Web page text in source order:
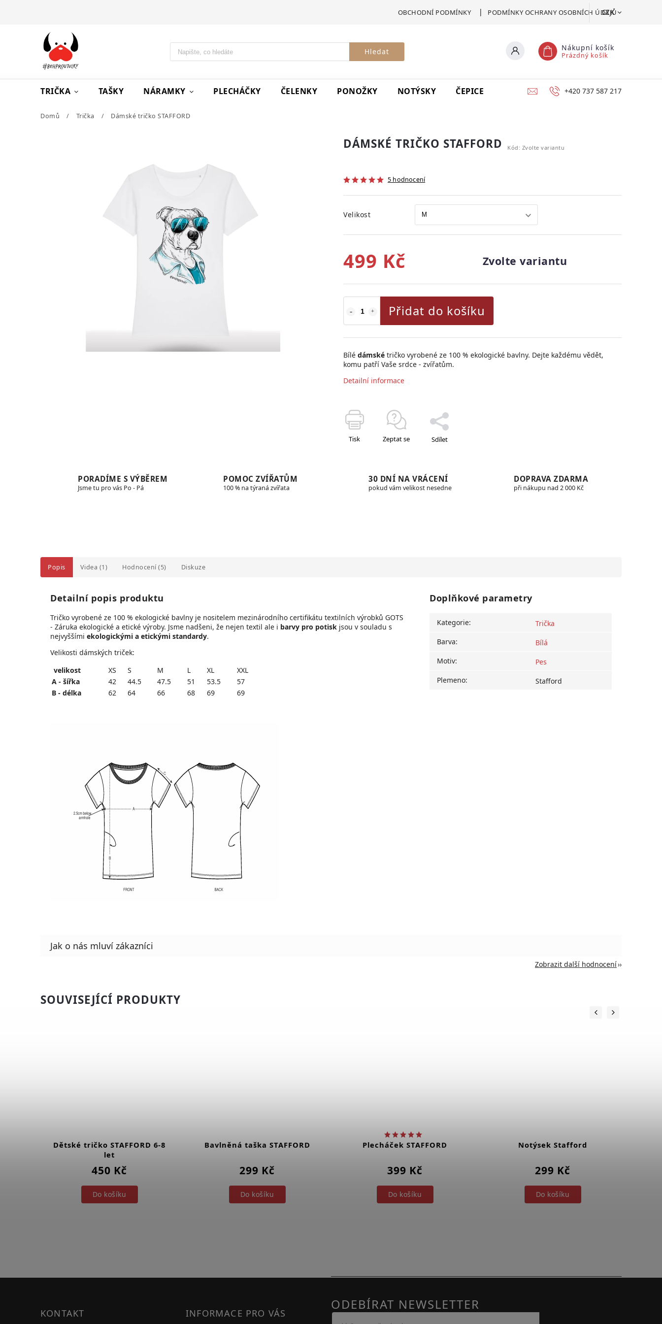
OBCHODNÍ PODMÍNKY PODMÍNKY OCHRANY OSOBNÍCH ÚDAJŮ
CZK
Hledat Nákupní košík
Prázdný košík
TRIČKA TAŠKY NÁRAMKY PLECHÁČKY ČELENKY PONOŽKY NOTÝSKY ČEPICE VSTUPENKA CERTIFIKÁT POMOCI
+420 737 587 217
Domů / Trička / Dámské tričko STAFFORD
DÁMSKÉ TRIČKO STAFFORD Kód: Zvolte variantu
5 hodnocení
Velikost
499 Kč Zvolte variantu
Přidat do košíku
Bílé dámské tričko vyrobené ze 100 % ekologické bavlny. Dejte každému vědět,
komu patří Vaše srdce - zvířatům.
Detailní informace
Tisk Zeptat se Sdílet
PORADÍME S VÝBĚREM
Jsme tu pro vás Po - Pá
POMOC ZVÍŘATŮM
100 % na týraná zvířata
30 DNÍ NA VRÁCENÍ
pokud vám velikost nesedne
DOPRAVA ZDARMA
při nákupu nad 2 000 Kč
Popis Videa (1) Hodnocení (5) Diskuze
Detailní popis produktu
Tričko vyrobené ze 100 % ekologické bavlny je nositelem mezinárodního certifikátu textilních výrobků GOTS
- Záruka ekologické a etické výroby. Jsme nadšeni, že nejen textil ale i barvy pro potisk jsou v souladu s
nejvyššími ekologickými a etickými standardy.
Velikosti dámských triček:
velikost
XS S M L XL
XXL
A - šířka
42 44.5 47.5 51 53.5
57
B - délka
62 64 66 68 69 69
Doplňkové parametry
Kategorie:
Trička
Barva:
Bílá
Motiv:
Pes
Plemeno: Stafford
Zobrazit další hodnocení
SOUVISEJÍCÍ PRODUKTY
Dětské tričko STAFFORD 6-8
let
450 Kč
Do košíku
Bavlněná taška STAFFORD
299 Kč
Do košíku
Plecháček STAFFORD
399 Kč
Do košíku
Notýsek Stafford
299 Kč
Do košíku
KONTAKT INFORMACE PRO VÁS
ODEBÍRAT NEWSLETTER